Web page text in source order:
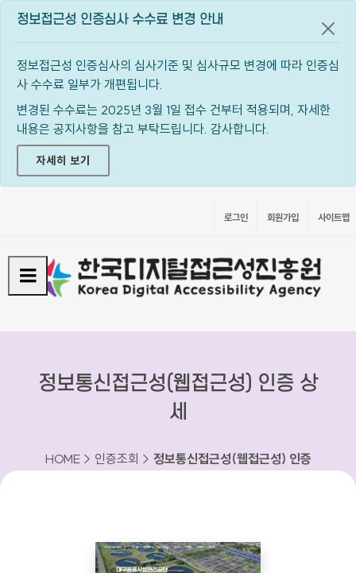
정보접근성 인증심사 수수료 변경 안내
정보접근성 인증심사의 심사기준 및 심사규모 변경에 따라 인증심
사 수수료 일부가 개편됩니다.
변경된 수수료는 2025년 3월 1일 접수 건부터 적용되며, 자세한
내용은 공지사항을 참고 부탁드립니다. 감사합니다.
자세히 보기
공지
로그인 회원가입 사이트맵
정보통신접근성(웹접근성) 인증 상
세
HOME > 인증조회 > 정보통신접근성(웹접근성) 인증